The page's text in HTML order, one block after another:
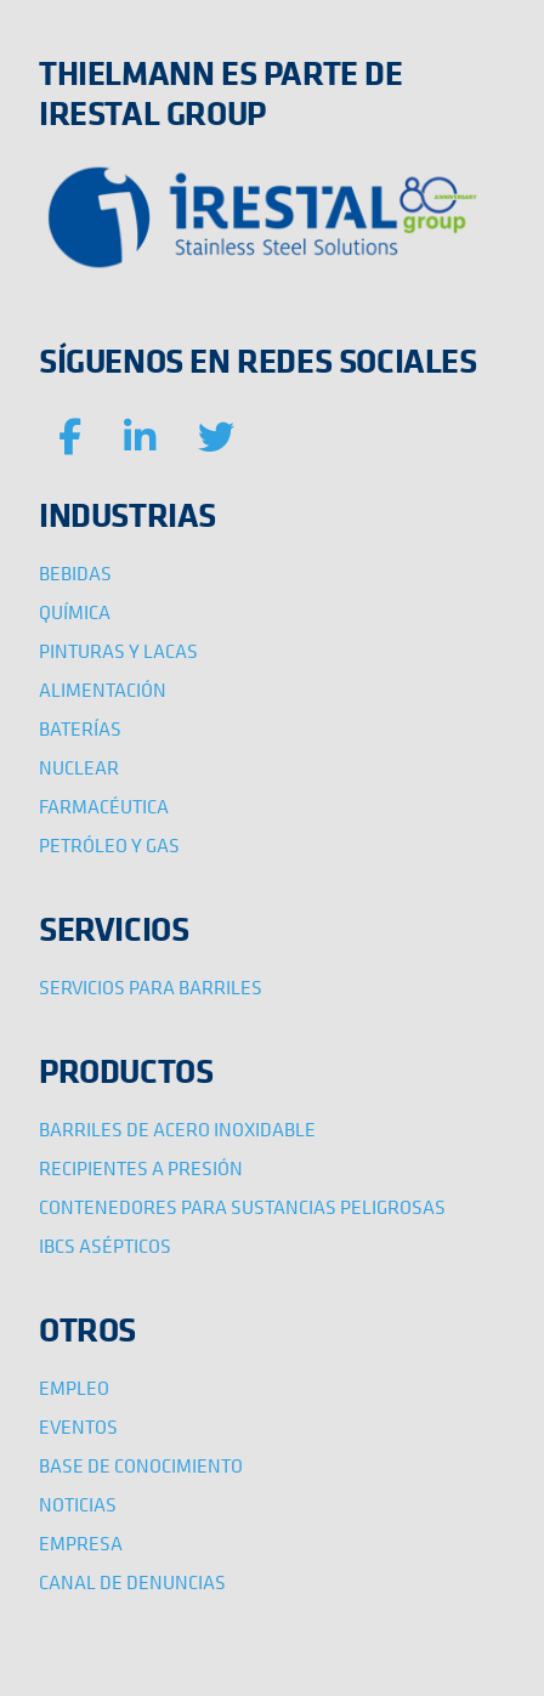
THIELMANN ES PARTE DE
IRESTAL GROUP
SÍGUENOS EN REDES SOCIALES
INDUSTRIAS
BEBIDAS
QUÍMICA
PINTURAS Y LACAS
ALIMENTACIÓN
BATERÍAS
NUCLEAR
FARMACÉUTICA
PETRÓLEO Y GAS
SERVICIOS
SERVICIOS PARA BARRILES
PRODUCTOS
BARRILES DE ACERO INOXIDABLE
RECIPIENTES A PRESIÓN
CONTENEDORES PARA SUSTANCIAS PELIGROSAS
IBCS ASÉPTICOS
OTROS
EMPLEO
EVENTOS
BASE DE CONOCIMIENTO
NOTICIAS
EMPRESA
CANAL DE DENUNCIAS